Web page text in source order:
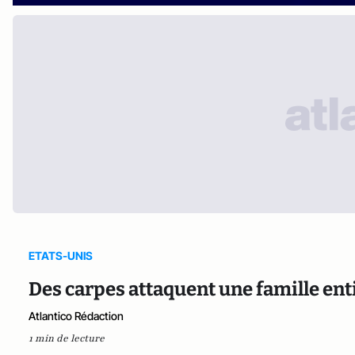
ETATS-UNIS
Des carpes attaquent une famille
Atlantico Rédaction
1 min de lecture